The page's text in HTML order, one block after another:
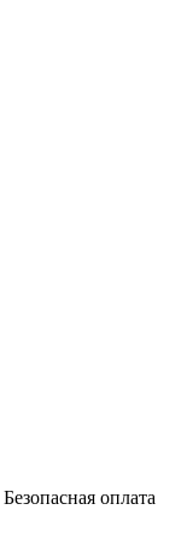
Безопасная оплата